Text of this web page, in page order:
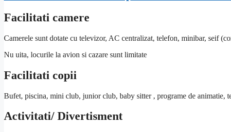
Facilitati camere
Camerele sunt dotate cu televizor, AC centralizat, telefon, minibar, seif
Nu uita, locurile la avion si cazare sunt limitate
Facilitati copii
Bufet, piscina, mini club, junior club, baby sitter , programe de animatie,
Activitati/ Divertisment